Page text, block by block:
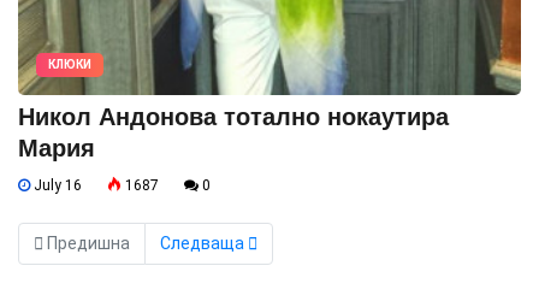
КЛЮКИ
Никол Андонова тотално нокаутира
Мария
July 16 1687 0
Предишна Следваща